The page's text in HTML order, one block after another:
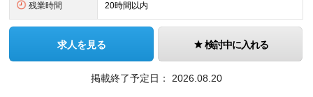
残業時間 20時間以内
求人を見る 検討中に入れる
掲載終了予定日： 2026.08.20